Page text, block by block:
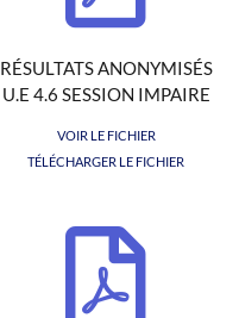
RÉSULTATS ANONYMISÉS
U.E 4.6 SESSION IMPAIRE
VOIR LE FICHIER
TÉLÉCHARGER LE FICHIER